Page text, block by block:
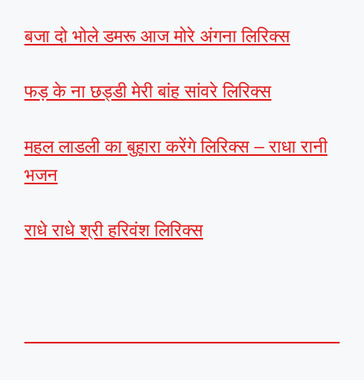
बजा दो भोले डमरू आज मोरे अंगना लिरिक्स
फड़ के ना छड्डी मेरी बांह सांवरे लिरिक्स
महल लाडली का बुहारा करेंगे लिरिक्स – राधा रानी
भजन
राधे राधे श्री हरिवंश लिरिक्स